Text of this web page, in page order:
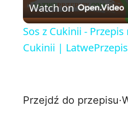
l
a
V
Watch on
Sos z Cukinii - Przepis
Cukinii |
Przejdź do przepisu·